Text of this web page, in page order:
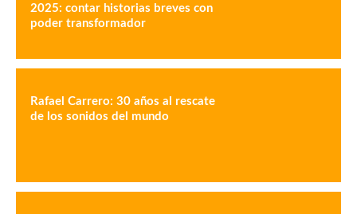
2025: contar historias breves con
poder transformador
Rafael Carrero: 30 años al rescate
de los sonidos del mundo